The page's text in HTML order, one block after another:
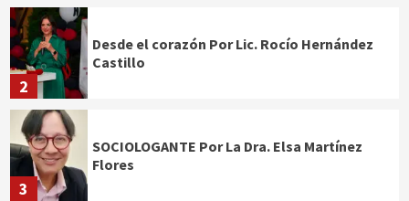
2
Desde el corazón Por Lic. Rocío Hernández
Castillo
3
SOCIOLOGANTE Por La Dra. Elsa Martínez
Flores